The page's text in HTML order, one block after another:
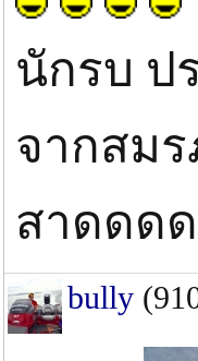
นักรบ ป
จากสม
สาดดด
bully